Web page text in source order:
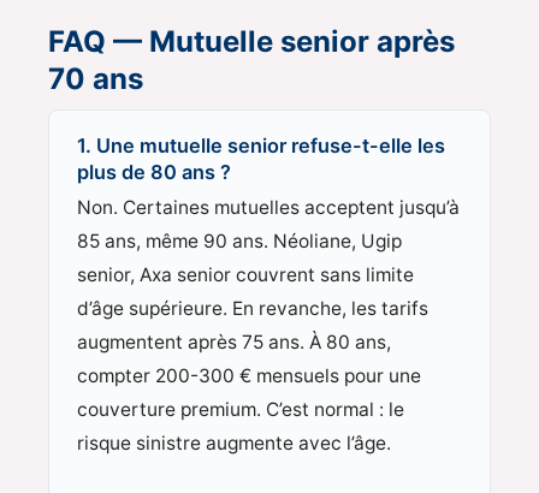
FAQ — Mutuelle senior après
70 ans
1. Une mutuelle senior refuse-t-elle les
plus de 80 ans ?
Non. Certaines mutuelles acceptent jusqu’à
85 ans, même 90 ans. Néoliane, Ugip
senior, Axa senior couvrent sans limite
d’âge supérieure. En revanche, les tarifs
augmentent après 75 ans. À 80 ans,
compter 200-300 € mensuels pour une
couverture premium. C’est normal : le
risque sinistre augmente avec l’âge.